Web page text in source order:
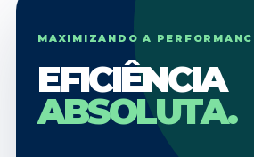
MAXIMIZANDO A
EFICIÊNCIA
ABSOLUTA.